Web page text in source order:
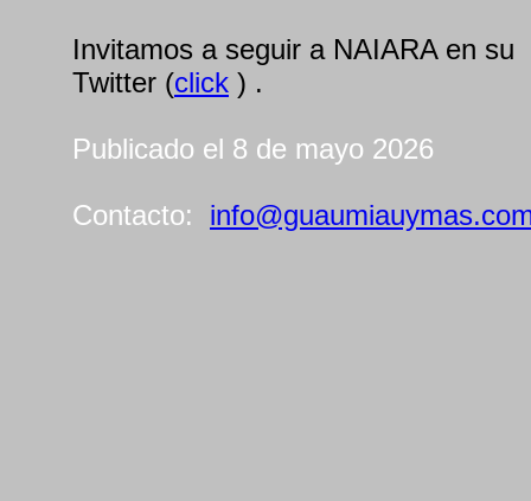
Invitamos a seguir a NAIARA en
Twitter (click ) .
Publicado el 8 de mayo 2026
Contacto: